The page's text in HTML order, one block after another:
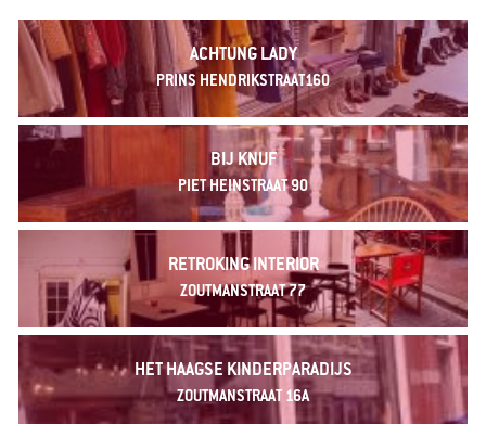
ACHTUNG LADY
PRINS HENDRIKSTRAAT160
BIJ KNUF
PIET HEINSTRAAT 90
RETROKING INTERIOR
ZOUTMANSTRAAT 77
HET HAAGSE KINDERPARADIJS
ZOUTMANSTRAAT 16A